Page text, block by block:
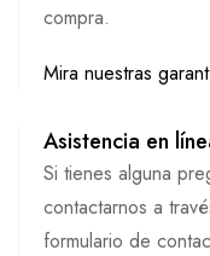
compra.
Mira nuestras
Asistencia en
Si tienes alguna
contactarnos a
formulario de